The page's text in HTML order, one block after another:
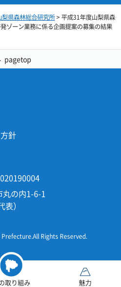
取り組み 魅力
梨県森林総合研究所> 平成31年度山梨県森
ゾーン業務に係る企画提案の募集の結果
pagetop
針
の内1-6-1
）
Rights Reserved.